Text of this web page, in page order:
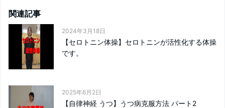
関連記事
2024年3月18日
【セロトニン体操】セロトニンが活性化する体操
です。
2025年6月2日
【自律神経 うつ】うつ病克服方法 パート2